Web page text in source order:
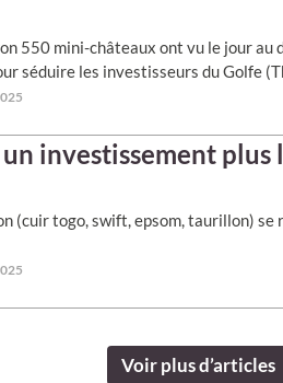
550 mini-châteaux ont vu le jour au
séduire les investisseurs du Golfe
investissement plus
(cuir togo, swift, epsom, taurillon)
Voir plus d’articles